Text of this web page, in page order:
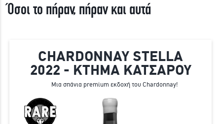
Όσοι το πήραν, πήραν και αυτά
CHARDONNAY STELLA
2022 - ΚΤΗΜΑ ΚΑΤΣΑΡΟΥ
Μια σπάνια premium εκδοχή του Chardonnay!